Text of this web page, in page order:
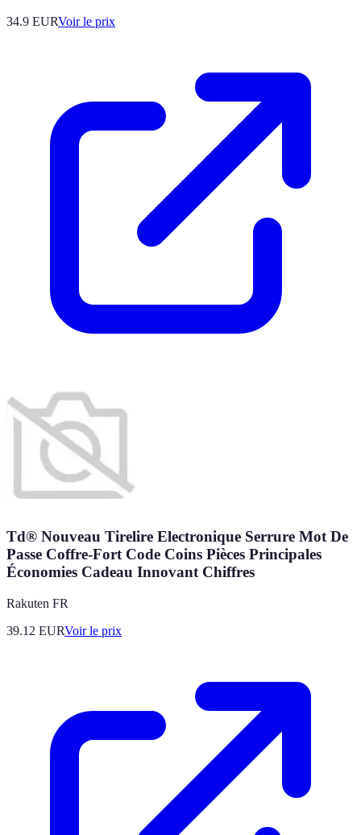
34.9 EURVoir le prix
Td® Nouveau Tirelire Electronique Serrure Mot De
Passe Coffre-Fort Code Coins Pièces Principales
Économies Cadeau Innovant Chiffres
Rakuten FR
39.12 EURVoir le prix